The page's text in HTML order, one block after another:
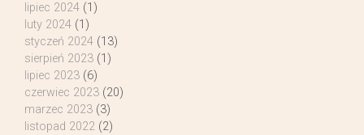
lipiec 2024 (1)
luty 2024 (1)
styczeń 2024 (13)
sierpień 2023 (1)
lipiec 2023 (6)
czerwiec 2023 (20)
marzec 2023 (3)
listopad 2022 (2)